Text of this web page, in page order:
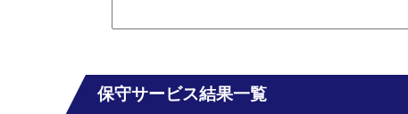
保守サービス結果一覧